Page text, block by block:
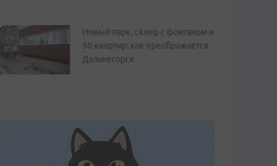
Новый парк, сквер с фонтаном и
50 квартир: как преображается
Дальнегорск